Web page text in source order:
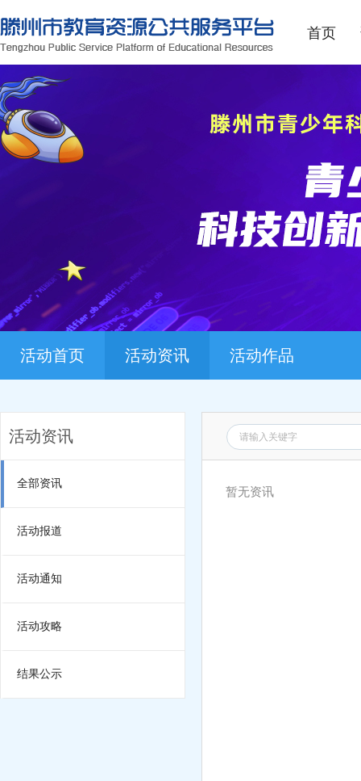
首页
活动首页 活动资讯 活动作品
活动资讯
全部资讯
活动报道
活动通知
活动攻略
结果公示
暂无资讯